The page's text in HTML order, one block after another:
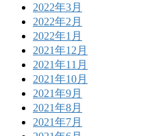
2022年3月
2022年2月
2022年1月
2021年12月
2021年11月
2021年10月
2021年9月
2021年8月
2021年7月